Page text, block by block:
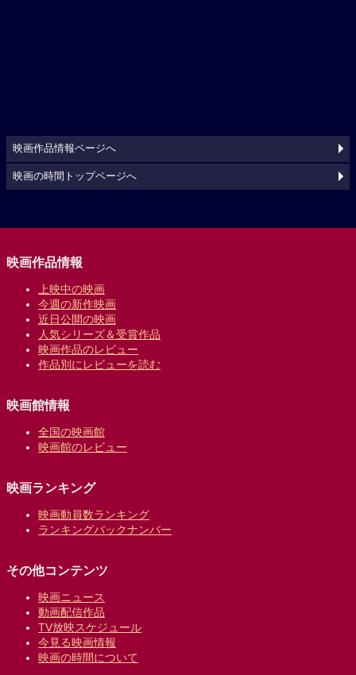
映画作品情報ページへ
映画の時間トップページへ
映画作品情報
上映中の映画
今週の新作映画
近日公開の映画
人気シリーズ＆受賞作品
映画作品のレビュー
作品別にレビューを読む
映画館情報
全国の映画館
映画館のレビュー
映画ランキング
映画動員数ランキング
ランキングバックナンバー
その他コンテンツ
映画ニュース
動画配信作品
TV放映スケジュール
今見る映画情報
映画の時間について